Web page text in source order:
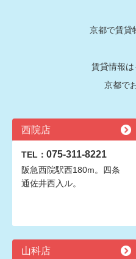
京都で賃貸
賃貸情報
京都で
西院店
TEL： 075-311-8221
阪急西院駅西180m。四条
通佐井西入ル。
山科店